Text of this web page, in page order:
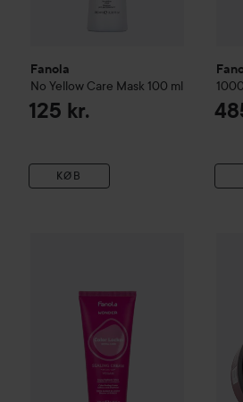
Fanola
No Yellow Care Mask 100 ml
125 kr.
KØB